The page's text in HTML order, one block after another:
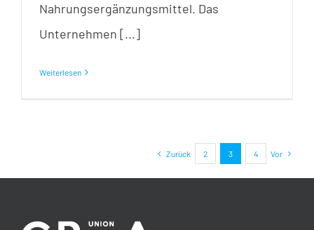
Nahrungsergänzungsmittel. Das
Unternehmen [...]
Weiterlesen
Zurück 2 3 4 Vor